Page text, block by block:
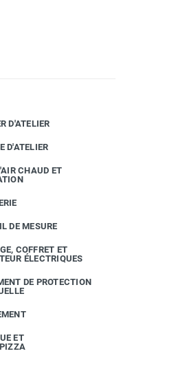
D'ATELIER
D'ATELIER
CHAUD ET
DE MESURE
COFFRET ET
ÉLECTRIQUES
DE PROTECTION
ET